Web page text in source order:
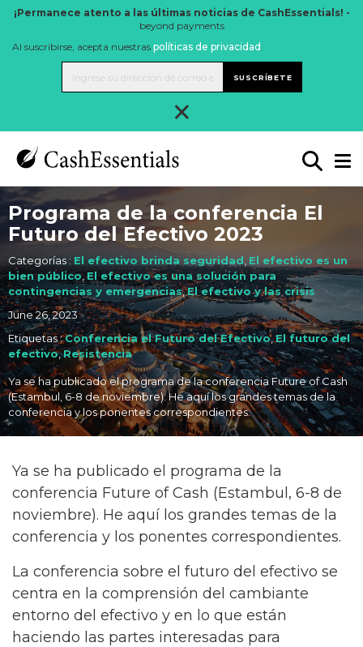
¡Permanece atento a las últimas noticias de CashEssentials! -
beyond payments
Al suscribirse, acepta nuestras políticas de privacidad .
SUSCRÍBETE
×
Programa de la conferencia El
Futuro del Efectivo 2023
Categorías : El efectivo brinda seguridad El efectivo es un
bien público,El efectivo es una solución para
contingencias y emergencias,El efectivo y las crisis
June 26, 2023
Etiquetas :Conferencia el Futuro del Efectivo,El futuro del
efectivo,Resistencia
Ya se ha publicado el programa de la conferencia Future of Cash
(Estambul, 6-8 de noviembre). He aquí los grandes temas de la
conferencia y los ponentes correspondientes.
Ya se ha publicado el programa de la
conferencia Future of Cash (Estambul, 6-8 de
noviembre). He aquí los grandes temas de la
conferencia y los ponentes correspondientes.
La conferencia sobre el futuro del efectivo se
centra en la comprensión del cambiante
entorno del efectivo y en lo que están
haciendo las partes interesadas para